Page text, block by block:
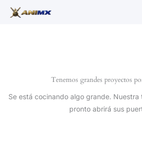
Tenemos grandes proyectos
Se está cocinando algo grande. Nuestra
pronto abrirá sus